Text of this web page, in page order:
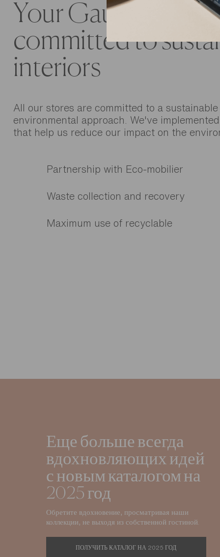
Your Gautier store
committed to
interiors
All our stores are committed to a sustainable
environmental approach. We've
that help us reduce our impact on the
Partnership with Eco-mobilier
Waste collection and recovery
Maximum use of recyclable
Еще больше всегда
вдохновляющих идей
с новым каталогом на
2025 год
Обретите вдохновение, просматривая наши
коллекции, не выходя из собственной гостиной.
ПОЛУЧИТЬ КАТАЛОГ НА 2025 ГОД